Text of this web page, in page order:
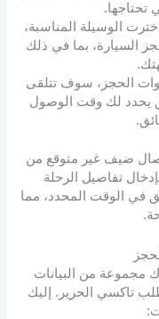
تحتاجها.
الوسيلة المناسبة،
السيارة، بما في ذلك
الحجز، سوف تتلقى
يحدد لك وقت الوصول
ضيف غير متوقع من
تفاصيل الرحلة
في الوقت المحدد، مما
مجموعة من البيانات
تاكسي الحرير. إليك